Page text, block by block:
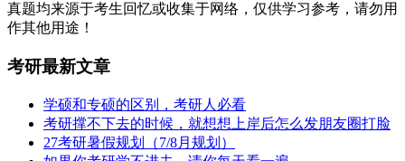
真题均来源于考生回忆或收集于网络，仅供学习参考，请勿用
作其他用途！
考研最新文章
学硕和专硕的区别，考研人必看
考研撑不下去的时候，就想想上岸后怎么发朋友圈打脸
27考研暑假规划（7/8月规划）